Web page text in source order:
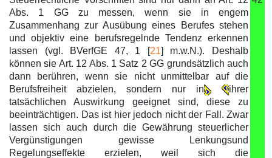
Abs. 1 GG zu messen, wenn sie in engem
Zusammenhang zur Ausübung eines Berufes stehen
und objektiv eine berufsregelnde Tendenz erkennen
lassen (vgl. BVerfGE 47, 1 [21] m.w.N.). Deshalb
können sie Art. 12 Abs. 1 Satz 2 GG grundsätzlich auch
dann berühren, wenn sie nicht unmittelbar auf die
Berufsfreiheit abzielen, sondern nur in
ihrer
tatsächlichen Auswirkung geeignet sind, diese zu
beeinträchtigen. Das ist hier jedoch nicht der Fall. Zwar
lassen sich auch durch die Gewährung steuerlicher
Vergünstigungen gewisse Lenkungsund
Regelungseffekte erzielen, weil sich die